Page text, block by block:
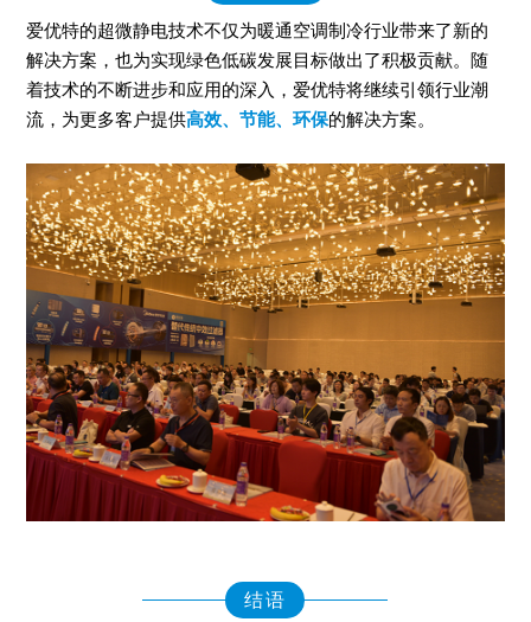
爱优特的超微静电技术不仅为暖通空调制冷行业带来了新的
解决方案，也为实现绿色低碳发展目标做出了积极贡献。随
着技术的不断进步和应用的深入，爱优特将继续引领行业潮
流，为更多客户提供高效、节能、环保的解决方案。
结语